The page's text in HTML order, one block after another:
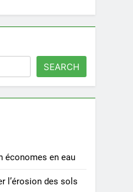
SEARCH
économes en eau
l’érosion des sols